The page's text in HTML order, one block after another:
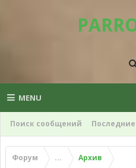
MENU
Поиск сообщений
Форум ... Архив